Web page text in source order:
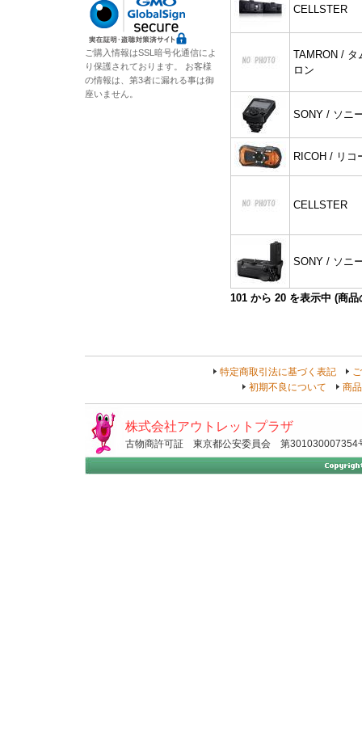
CELLSTER
TAMRON / タ
ロン
SONY / ソニ
RICOH / リコ
CELLSTER
SONY / ソニ
101 から 20 を表示中 (商
ご購入情報はSSL暗号化通信によ
り保護されております。 お客様
の情報は、第3者に漏れる事は御
座いません。
特定商取引法に基づく表記
初期不良について
商
株式会社アウトレットプラザ
古物商許可証 東京都公安委員会 第301030007354